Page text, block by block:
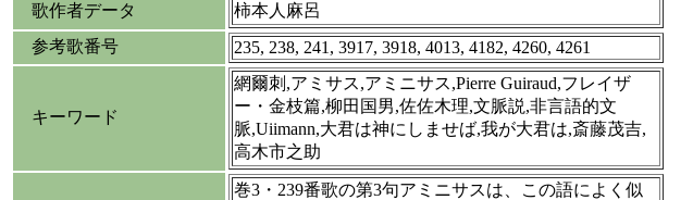
歌作者データ
柿本人麻呂
参考歌番号
235, 238, 241, 3917, 3918, 4013, 4182, 4260, 4261
キーワード
網爾刺,アミサス,アミニサス,Pierre Guiraud,フレイザ
ー・金枝篇,柳田国男,佐佐木理,文脈説,非言語的文
脈,Uiimann,大君は神にしませば,我が大君は,斎藤茂吉,
高木市之助
巻3・239番歌の第3句アミニサスは、この語によく似